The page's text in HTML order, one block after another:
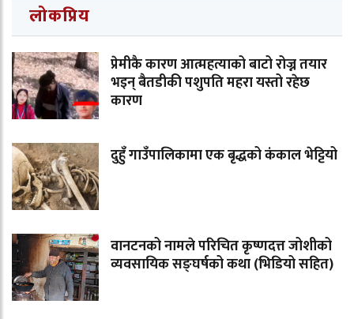
लोकप्रिय
प्रेमीकै कारण आत्महत्याको बाटो रोज्न तयार
भइन् बैतडीकी पशुपति महरा यस्तो रहेछ
कारण
दुहुँ गाउँपालिकामा एक बृद्धको कंकाल भेट्टियो
वानटनको नामले परिचित कृष्णदत्त जोशीको
व्यवसायिक सङ्घर्षको कथा (भिडियो सहित)